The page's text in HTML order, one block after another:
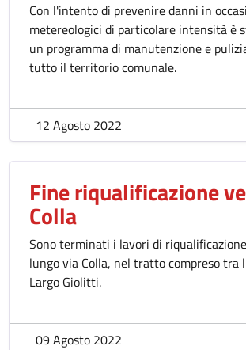
Con l'intento di prevenire danni in
metereologici di particolare intensità è
un programma di manutenzione e
tutto il territorio comunale.
12 Agosto 2022
Fine riqualificazione
Colla
Sono terminati i lavori di
lungo via Colla, nel tratto compreso tra
Largo Giolitti.
09 Agosto 2022